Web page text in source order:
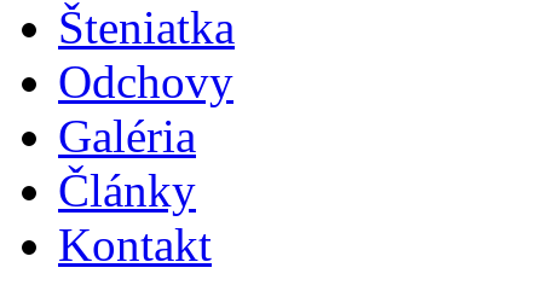
Šteniatka
Odchovy
Galéria
Články
Kontakt